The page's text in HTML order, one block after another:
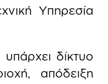
Υπηρεσία
υπάρχει δίκτυο
απόδειξη